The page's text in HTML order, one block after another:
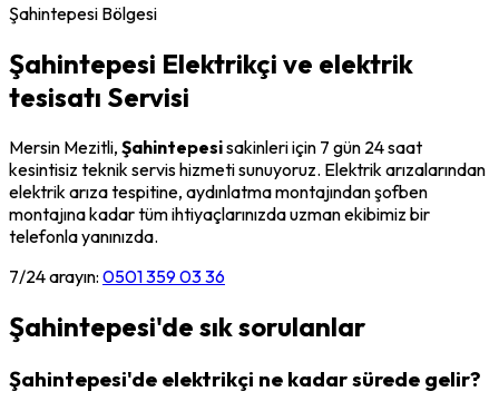
Şahintepesi Bölgesi
Şahintepesi Elektrikçi ve elektrik
tesisatı Servisi
Mersin Mezitli, Şahintepesisakinleri için 7 gün 24 saat
kesintisiz teknik servis hizmeti sunuyoruz. Elektrik arızalarından
elektrik arıza tespitine, aydınlatma montajından şofben
montajına kadar tüm ihtiyaçlarınızda uzman ekibimiz bir
telefonla yanınızda.
7/24 arayın: 0501 359 03 36
Şahintepesi'de sık sorulanlar
Şahintepesi'de elektrikçi ne kadar sürede gelir?